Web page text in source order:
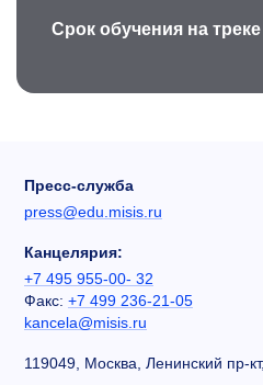
Срок обучения на
Пресс-служба
press@edu.misis.ru
Канцелярия:
+7 495 955-00- 32
Факс: +7 499 236-21-05
kancela@misis.ru
119049, Москва, Ленинский пр-